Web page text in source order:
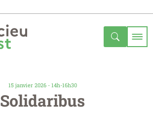
15 janvier 2026 - 14h-16h30
Solidaribus